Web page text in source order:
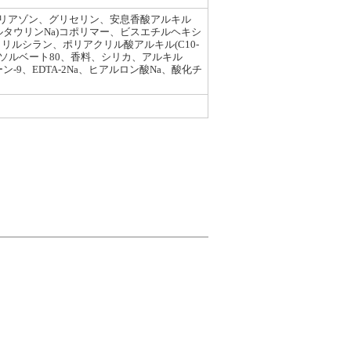
アゾン、グリセリン、安息香酸アルキル
ウリンNa)コポリマー、ビスエチルヘキシ
ルシラン、ポリアクリル酸アルキル(C10-
ルベート80、香料、シリカ、アルキル
-9、EDTA-2Na、ヒアルロン酸Na、酸化チ